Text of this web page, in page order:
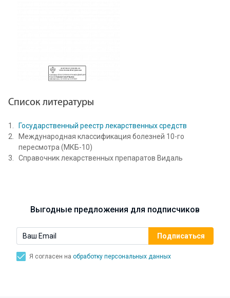
Список литературы
Государственный реестр лекарственных средств
Международная классификация болезней 10-го
пересмотра (МКБ-10)
Справочник лекарственных препаратов Видаль
Выгодные предложения для подписчиков
Я согласен на обработку персональных данных